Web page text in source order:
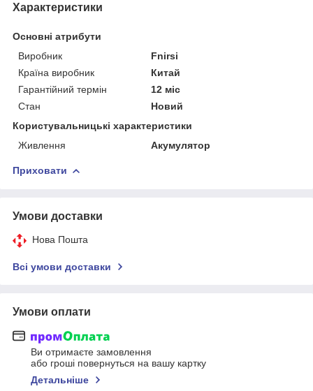
Характеристики
Основні атрибути
Виробник
Fnirsi
Країна виробник
Китай
Гарантійний термін
12 міс
Стан
Новий
Користувальницькі характеристики
Живлення
Акумулятор
Приховати
Умови доставки
Нова Пошта
Всі умови доставки
Умови оплати
Ви отримаєте замовлення
або гроші повернуться на вашу картку
Детальніше